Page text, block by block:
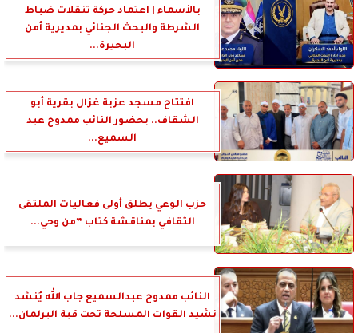
بالأسماء | اعتماد حركة تنقلات ضباط
الشرطة والبحث الجنائي بمديرية أمن
البحيرة...
افتتاح مسجد عزبة غزال بقرية أبو
الشقاف.. بحضور النائب ممدوح عبد
السميع...
حزب الوعي يطلق أولى فعاليات الملتقى
الثقافي بمناقشة كتاب ”من وحي...
النائب ممدوح عبدالسميع جاب الله يُنشد
نشيد القوات المسلحة تحت قبة البرلمان...